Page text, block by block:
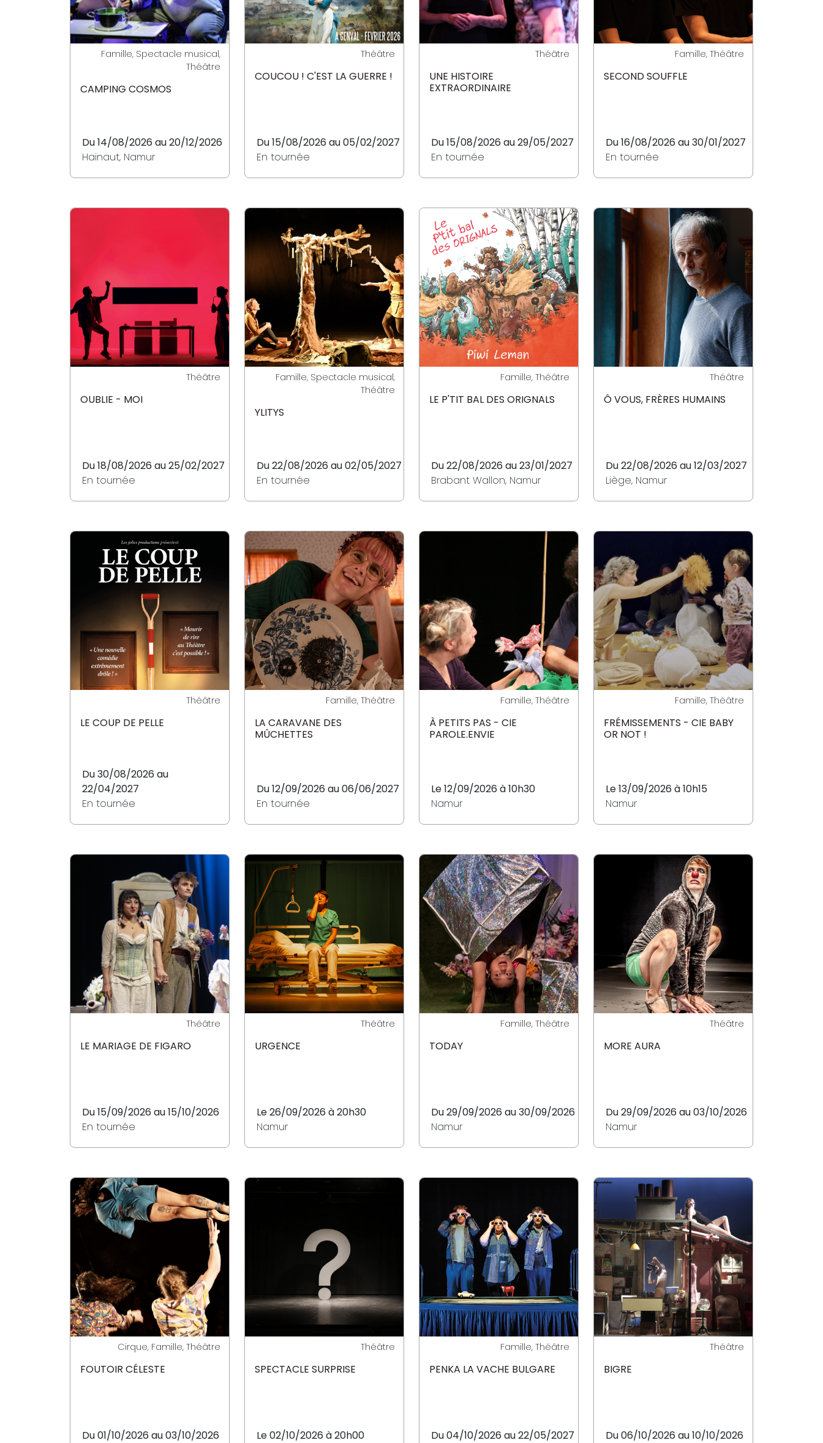
Famille, Spectacle musical,
Théâtre
CAMPING COSMOS
Du 14/08/2026 au 20/12/2026
Hainaut, Namur
Théâtre
COUCOU ! C'EST LA GUERRE !
Du 15/08/2026 au 05/02/2027
En tournée
Théâtre
UNE HISTOIRE
EXTRAORDINAIRE
Du 15/08/2026 au 29/05/2027
En tournée
Famille, Théâtre
SECOND SOUFFLE
Du 16/08/2026 au 30/01/2027
En tournée
Théâtre
OUBLIE - MOI
Du 18/08/2026 au 25/02/2027
En tournée
Famille, Spectacle musical,
Théâtre
YLITYS
Du 22/08/2026 au 02/05/2027
En tournée
Famille, Théâtre
LE P'TIT BAL DES ORIGNALS
Du 22/08/2026 au 23/01/2027
Brabant Wallon, Namur
Théâtre
Ô VOUS, FRÈRES HUMAINS
Du 22/08/2026 au 12/03/2027
Liège, Namur
Théâtre
LE COUP DE PELLE
Du 30/08/2026 au
22/04/2027
En tournée
Famille, Théâtre
LA CARAVANE DES
MÛCHETTES
Du 12/09/2026 au 06/06/2027
En tournée
Famille, Théâtre
À PETITS PAS - CIE
PAROLE.ENVIE
Le 12/09/2026 à 10h30
Namur
Famille, Théâtre
FRÉMISSEMENTS - CIE BABY
OR NOT !
Le 13/09/2026 à 10h15
Namur
Théâtre
LE MARIAGE DE FIGARO
Du 15/09/2026 au 15/10/2026
En tournée
Théâtre
URGENCE
Le 26/09/2026 à 20h30
Namur
Famille, Théâtre
TODAY
Du 29/09/2026 au 30/09/2026
Namur
Théâtre
MORE AURA
Du 29/09/2026 au 03/10/2026
Namur
Cirque, Famille, Théâtre
FOUTOIR CÉLESTE
Du 01/10/2026 au 03/10/2026
Théâtre
SPECTACLE SURPRISE
Le 02/10/2026 à 20h00
Famille, Théâtre
PENKA LA VACHE BULGARE
Du 04/10/2026 au 22/05/2027
Théâtre
BIGRE
Du 06/10/2026 au 10/10/2026